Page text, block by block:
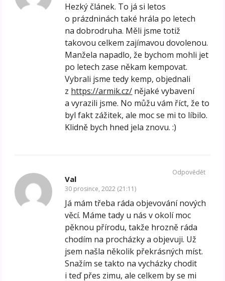
Hezký článek. To já si letos
o prázdninách také hrála po letech
na dobrodruha. Měli jsme totiž
takovou celkem zajímavou dovolenou.
Manžela napadlo, že bychom mohli jet
po letech zase někam kempovat.
Vybrali jsme tedy kemp, objednali
z https://armik.cz/ nějaké vybavení
a vyrazili jsme. No můžu vám říct, že to
byl fakt zážitek, ale moc se mi to líbilo.
Klidně bych hned jela znovu. :)
Val
30 prosince, 2022 (21:11)
Já mám třeba ráda objevování nových
věcí. Máme tady u nás v okolí moc
pěknou přírodu, takže hrozně ráda
chodím na procházky a objevuji. Už
jsem našla několik překrásných míst.
Snažím se takto na vycházky chodit
i teď přes zimu, ale celkem by se mi
Odpovědět